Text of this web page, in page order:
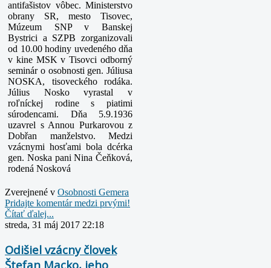
antifašistov vôbec. Ministerstvo
obrany SR, mesto Tisovec,
Múzeum SNP v Banskej
Bystrici a SZPB zorganizovali
od 10.00 hodiny uvedeného dňa
v kine MSK v Tisovci odborný
seminár o osobnosti gen. Júliusa
NOSKA, tisoveckého rodáka.
Július Nosko vyrastal v
roľníckej rodine s piatimi
súrodencami. Dňa 5.9.1936
uzavrel s Annou Purkarovou z
Dobřan manželstvo. Medzi
vzácnymi hosťami bola dcérka
gen. Noska pani Nina Čeňková,
rodená Nosková
Zverejnené v Osobnosti Gemera
Pridajte komentár medzi prvými!
Čítať ďalej...
streda, 31 máj 2017 22:18
Odišiel vzácny človek
Štefan Macko, jeho